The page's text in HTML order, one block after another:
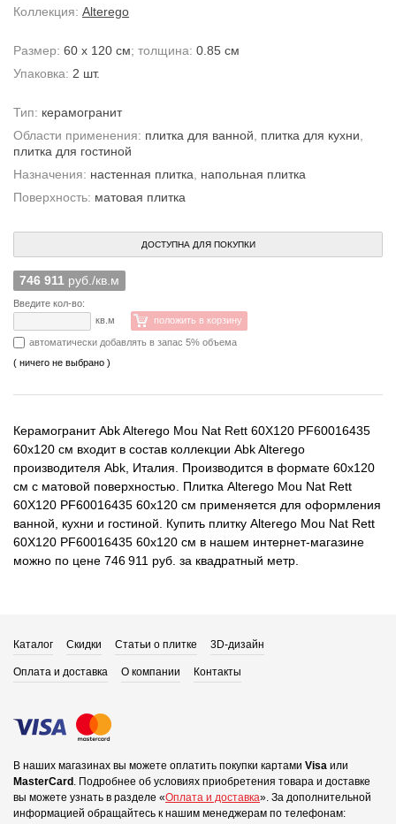
Коллекция: Alterego
Размер: 60 x 120 см; толщина: 0.85 см
Упаковка: 2 шт.
Тип: керамогранит
Области применения: плитка для ванной плитка для кухни
плитка для гостиной
Назначения: настенная плитка
напольная плитка
Поверхность: матовая плитка
ДОСТУПНА ДЛЯ ПОКУПКИ
746 911 руб./кв.м
Введите кол-во:
кв.м
положить в корзину
автоматически добавлять в запас 5% объема
( ничего не выбрано )
Керамогранит Abk Alterego Mou Nat Rett 60X120 PF60016435
60x120 см входит в состав коллекции Abk Alterego
производителя Abk, Италия. Производится в формате 60x120
см с матовой поверхностью. Плитка Alterego Mou Nat Rett
60X120 PF60016435 60x120 см применяется для оформления
ванной, кухни и гостиной. Купить плитку Alterego Mou Nat Rett
60X120 PF60016435 60x120 см в нашем интернет-магазине
можно по цене 746 911 руб. за квадратный метр.
Каталог Скидки Статьи о плитке 3D-дизайн
Оплата и доставка О компании Контакты
В наших магазинах вы можете оплатить покупки картами Visa или
MasterCard . Подробнее об условиях приобретения товара и доставке
вы можете узнать в разделе «Оплата и доставка». За дополнительной
информацией обращайтесь к нашим менеджерам по телефонам: